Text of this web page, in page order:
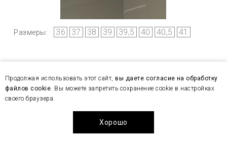
Размеры: 36 37 38 39 39,5 40 40,5 41
29 610 ₽ 32 900 ₽
Показано с 1 по 28 из 329 (всего 12 страниц)
Продолжая использовать этот сайт,вы даете согласие на обработку
файлов cookie. Вы можете запретить сохранение cookie в настройках
своего браузера.
Хорошо